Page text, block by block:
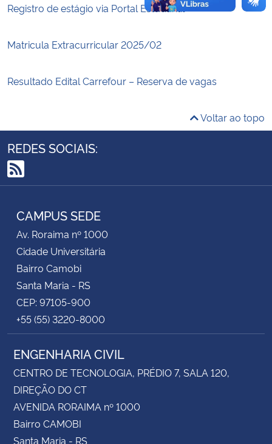
Planalto
Registro de estágio via Portal Estudantil
Matricula Extracurricular 2025/02
Resultado Edital Carrefour – Reserva de vagas
Voltar ao topo
REDES SOCIAIS:
RSS
CAMPUS SEDE
Av. Roraima nº 1000
Cidade Universitária
Bairro Camobi
Santa Maria - RS
CEP: 97105-900
+55 (55) 3220-8000
ENGENHARIA CIVIL
CENTRO DE TECNOLOGIA, PRÉDIO 7, SALA 120,
DIREÇÃO DO CT
AVENIDA RORAIMA nº 1000
Bairro CAMOBI
Santa Maria - RS